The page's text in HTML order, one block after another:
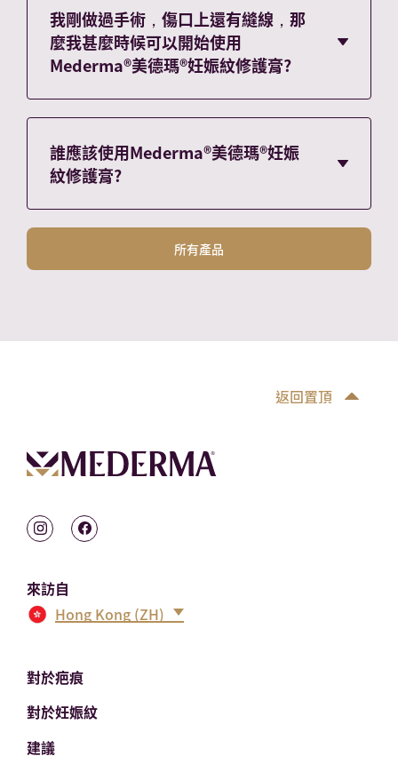
Evaluation of an onion extract, Centella
asiatica, and hyaluronic acid cream in the
appearance of striae rubra. Skinme. Mar-Apr
紋或疤痕上。Mederma®美德瑪®妊娠紋修護膏
可在四到八週內明顯減少妊娠紋和疤痕的外觀
*。 * Draelos Z.D., Gold M. H., Kaur M. ,
Olayinka B. , Grundy S.L, Pappert EJ, .
Hardas B. Evaluation of an onion extract,
Centella asiatica, and hyaluronic acid cream
Skinme. Mar-Apr 2010;8(2):80-6.
我剛做過手術，傷口上還有縫線，那
麼我甚麼時候可以開始使用
Mederma®美德瑪®妊娠紋修護膏?
Mederma®美德瑪®妊娠紋修護膏的配方專為妊
娠紋研製，但可用於疤痕。一旦您的傷口閉合或
您的縫線被移除，您就可以開始使用Mederma®
美德瑪®妊娠紋修護膏。 Mederma® 不適用於開
放性傷口。 如果結痂已經形成，請等到它脫
落。雖然仍有結痂或縫線，但請保持傷口清潔並
蓋好傷口。
誰應該使用Mederma®美德瑪®妊娠
紋修護膏?
任何有妊娠紋的人都可以使用Mederma®美德瑪
®妊娠紋修護膏。Mederma®美德瑪®妊娠紋修護
膏專為妊娠紋而研製，但也可用於疤痕。 所有
Mederma® 產品都應按照指示使用。如果您之前
聯繫醫療保健專業人士尋求指導。
所有產品
返回置頂
來訪自
Hong Kong (ZH)
對於疤痕
對於妊娠紋
建議